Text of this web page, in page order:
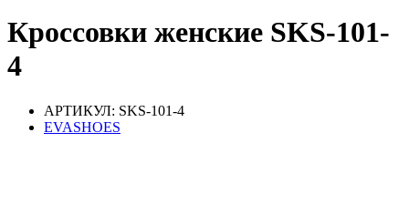
Кроссовки женские SKS-101-
4
АРТИКУЛ: SKS-101-4
EVASHOES